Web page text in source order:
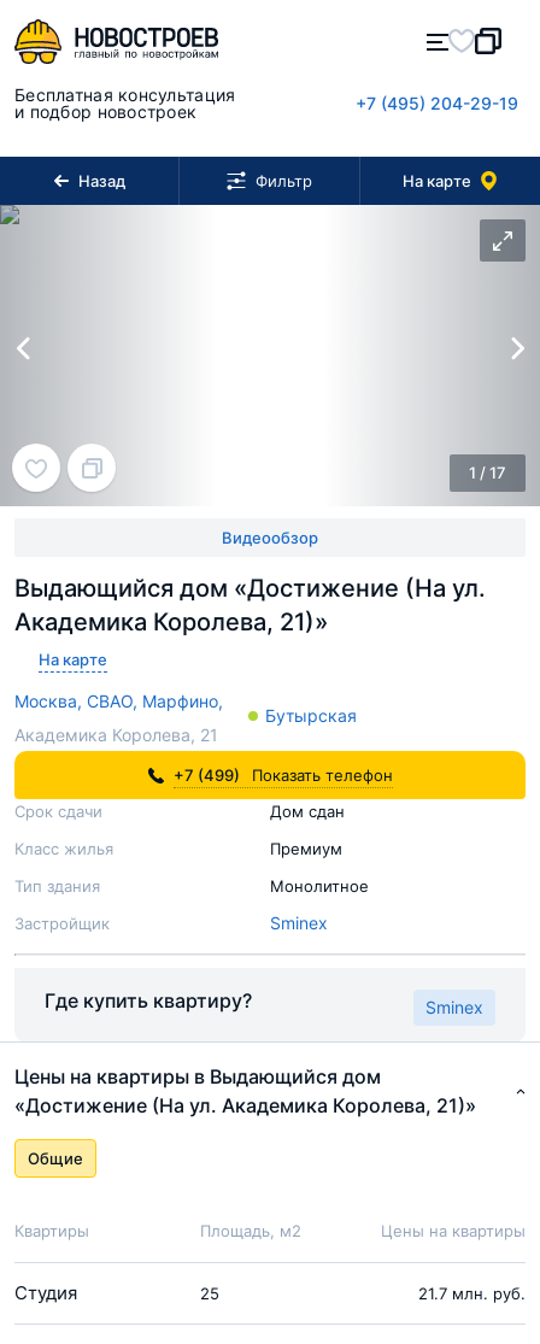
Бесплатная консультация
и подбор новостроек
+7 (495) 204-29-19
Назад Фильтр На карте
Выдающийся дом «Достижение (На ул.
Академика Королева, 21)»
На карте
Москва, СВАО, Марфино,
Академика Королева, 21
Бутырская
Видеообзор
1 /17
Срок сдачи
Дом сдан
Класс жилья
Премиум
Тип здания
Монолитное
Застройщик
Sminex
+7 (499) Показать телефон
Где купить квартиру? Sminex
Цены на квартиры в Выдающийся дом
«Достижение (На ул. Академика Королева, 21)»
Общие
Квартиры Площадь, м2 Цены на квартиры
Студия 25 21.7 млн. руб.